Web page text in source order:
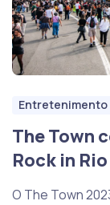
Entretenimento
The Town
Rock in
O The Town